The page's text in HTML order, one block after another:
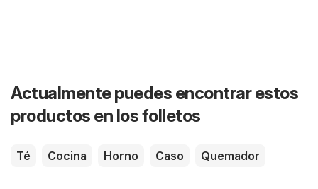
Actualmente puedes encontrar estos
productos en los folletos
Té Cocina Horno Caso Quemador